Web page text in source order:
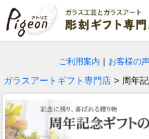
ご利用案内 お客様の声
ガラスアートギフト専門店 > 周年